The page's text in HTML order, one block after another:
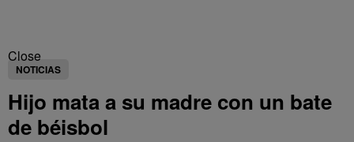
Close
NOTICIAS
Hijo mata a su madre con un bate
de béisbol